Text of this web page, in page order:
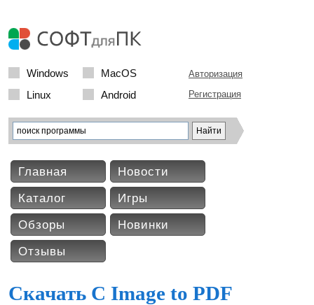
Windows
MacOS
Linux
Android
Авторизация
Регистрация
Главная
Новости
Каталог
Игры
Обзоры
Новинки
Отзывы
Скачать C Image to PDF